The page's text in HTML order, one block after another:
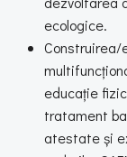
ecologice.
educație
tratament
atestate și